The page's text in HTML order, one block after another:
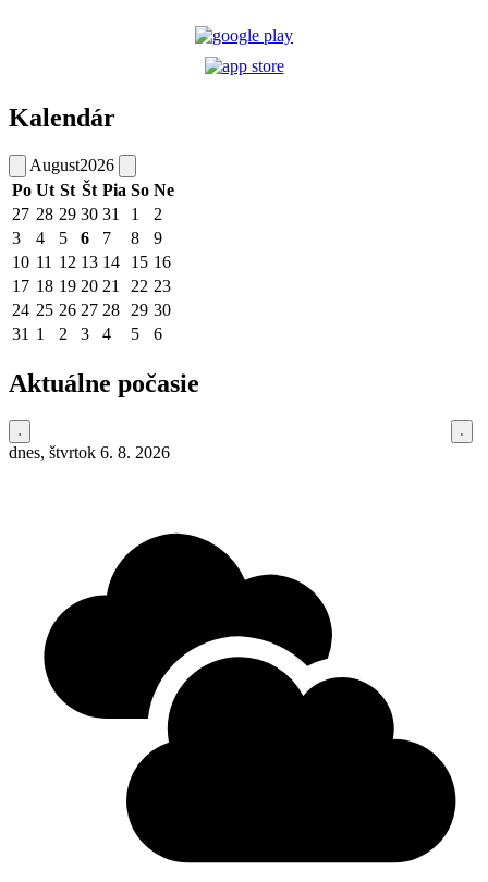
Kalendár
August2026
Po Ut St Št Pia So Ne
27 28 29 30 31 1
2
3
4 5 6 7 8
9
10 11 12 13 14 15 16
17 18 19 20 21 22 23
24 25 26 27 28 29 30
31 1 2 3 4 5 6
Aktuálne počasie
dnes, štvrtok 6. 8. 2026